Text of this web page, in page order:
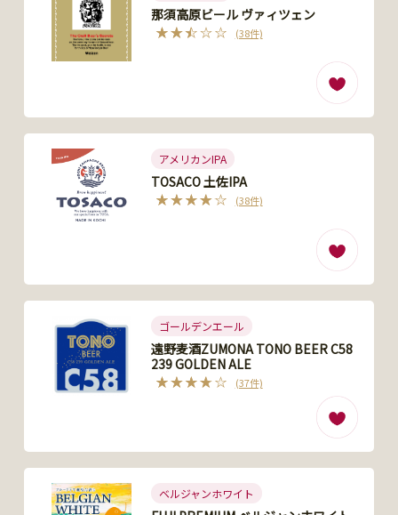
那須高原ビール ヴァィツェン
(38件)
アメリカンIPA
TOSACO 土佐IPA
(38件)
ゴールデンエール
遠野麦酒ZUMONA TONO BEER C58
239 GOLDEN ALE
(37件)
ベルジャンホワイト